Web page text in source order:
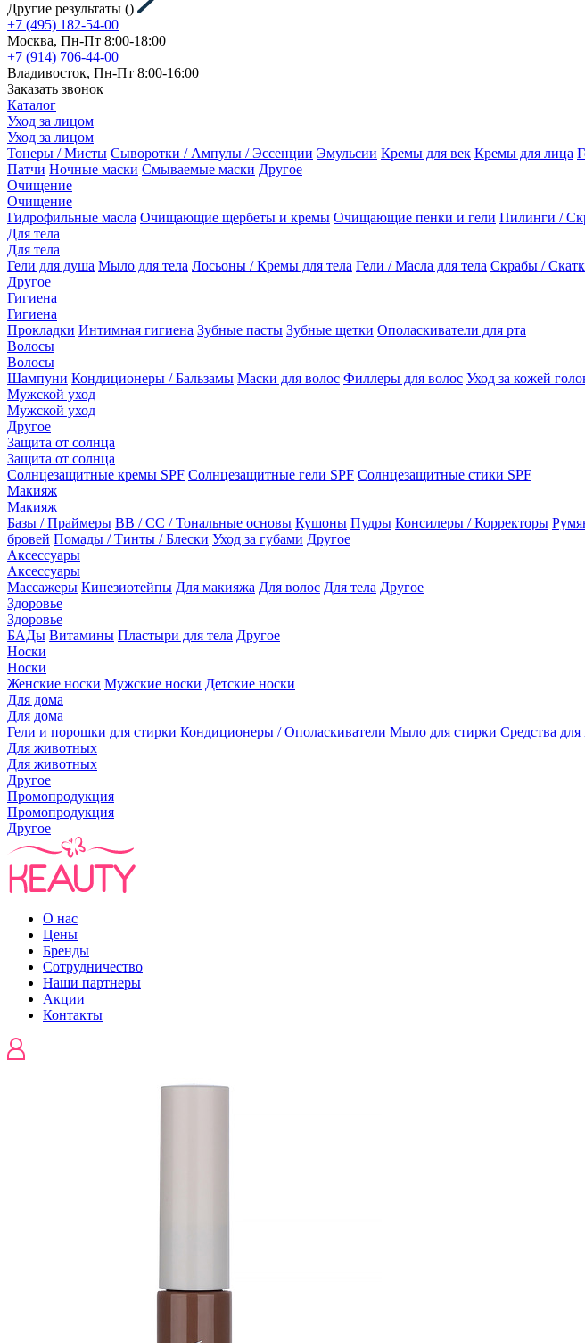
Другие результаты ()
+7 (495) 182-54-00
Москва, Пн-Пт 8:00-18:00
+7 (914) 706-44-00
Владивосток, Пн-Пт 8:00-16:00
Заказать звонок
Каталог
Уход за лицом
Уход за лицом
Тонеры / Мисты Сыворотки / Ампулы / Эссенции Эмульсии Кремы для век Кремы для лица
Патчи Ночные маски Смываемые маски Другое
Очищение
Очищение
Гидрофильные масла Очищающие щербеты и кремы Очищающие пенки и гели Пилинги /
Для тела
Для тела
Гели для душа Мыло для тела Лосьоны / Кремы для тела Гели / Масла для тела Скрабы /
Другое
Гигиена
Гигиена
Прокладки Интимная гигиена Зубные пасты Зубные щетки Ополаскиватели для рта
Волосы
Волосы
Шампуни Кондиционеры / Бальзамы Маски для волос Филлеры для волос Уход за кожей
Мужской уход
Мужской уход
Другое
Защита от солнца
Защита от солнца
Солнцезащитные кремы SPF Солнцезащитные гели SPF Солнцезащитные стики SPF
Макияж
Макияж
Базы / Праймеры BB / CC / Тональные основы Кушоны Пудры Консилеры / Корректоры
бровей Помады / Тинты / Блески Уход за губами Другое
Аксессуары
Аксессуары
Массажеры Кинезиотейпы Для макияжа Для волос Для тела Другое
Здоровье
Здоровье
БАДы Витамины Пластыри для тела Другое
Носки
Носки
Женские носки Мужские носки Детские носки
Для дома
Для дома
Гели и порошки для стирки Кондиционеры / Ополаскиватели Мыло для стирки Средства
Для животных
Для животных
Другое
Промопродукция
Промопродукция
Другое
О нас
Цены
Бренды
Сотрудничество
Наши партнеры
Акции
Контакты